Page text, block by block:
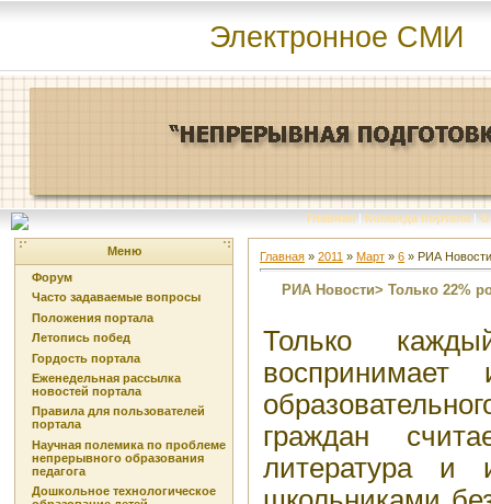
Электронное СМИ
Главная | Команда портала | О
Меню
Форум
Часто задаваемые вопросы
Положения портала
Летопись побед
Гордость портала
Еженедельная рассылка
новостей портала
Правила для пользователей
портала
Научная полемика по проблеме
непрерывного образования
педагога
Дошкольное технологическое
Главная » 2011 » Март » 6 » РИА
РИА Новости> Только 22%
Только
граждан
литература и